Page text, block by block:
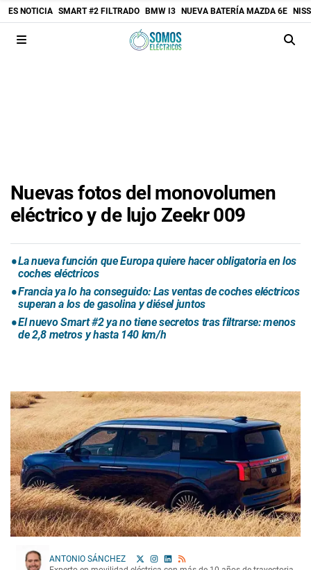
ES NOTICIA SMART #2 FILTRADO BMW I3 NUEVA BATERÍA MAZDA 6E
Nuevas fotos del monovolumen
eléctrico y de lujo Zeekr 009
La nueva función que Europa quiere hacer obligatoria en los
coches eléctricos
Francia ya lo ha conseguido: Las ventas de coches eléctricos
superan a los de gasolina y diésel juntos
El nuevo Smart #2 ya no tiene secretos tras filtrarse: menos
de 2,8 metros y hasta 140 km/h
ANTONIO SÁNCHEZ